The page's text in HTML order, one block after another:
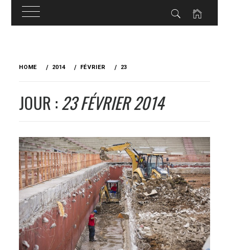
HOME 2014 FÉVRIER 23
JOUR :23 FÉVRIER 2014